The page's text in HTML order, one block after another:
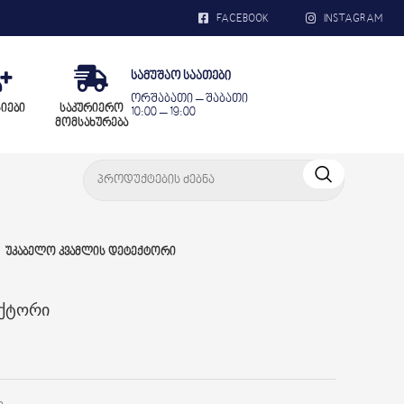
FACEBOOK INSTAGRAM
საკურიერო
მომსახურება
სამუშაო საათები
ორშაბათი – შაბათი
10:00 – 19:00
უკაბელო კვამლის დეტექტორი